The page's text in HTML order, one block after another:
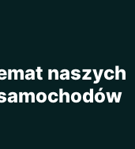
naszych